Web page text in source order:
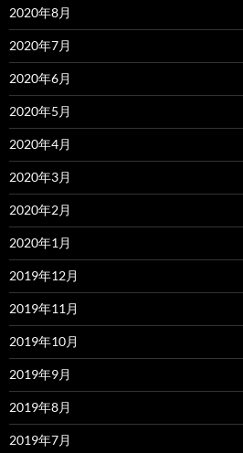
2020年8月
2020年7月
2020年6月
2020年5月
2020年4月
2020年3月
2020年2月
2020年1月
2019年12月
2019年11月
2019年10月
2019年9月
2019年8月
2019年7月